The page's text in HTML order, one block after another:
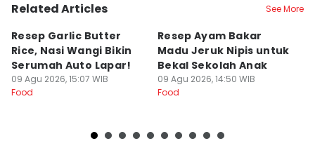
Related Articles See More
Resep Garlic Butter
Rice, Nasi Wangi Bikin
Serumah Auto Lapar!
09 Agu 2026, 15:07 WIB
Food
Resep Ayam Bakar
Madu Jeruk Nipis untuk
Bekal Sekolah Anak
09 Agu 2026, 14:50 WIB
Food